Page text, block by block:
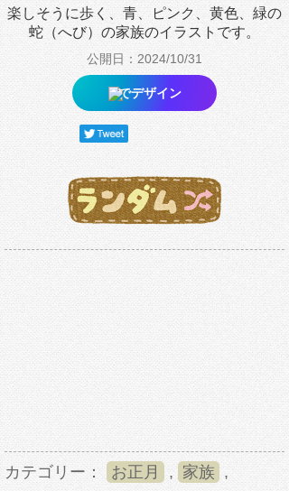
楽しそうに歩く、青、ピンク、黄色、緑の
蛇（へび）の家族のイラストです。
公開日：2024/10/31
でデザイン
カテゴリー： お正月 , 家族 ,